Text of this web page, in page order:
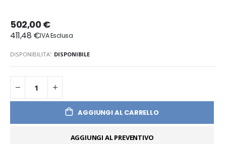
502,00 €
411,48 €
DISPONIBILITA': DISPONIBILE
AGGIUNGI AL CARRELLO
AGGIUNGI AL PREVENTIVO